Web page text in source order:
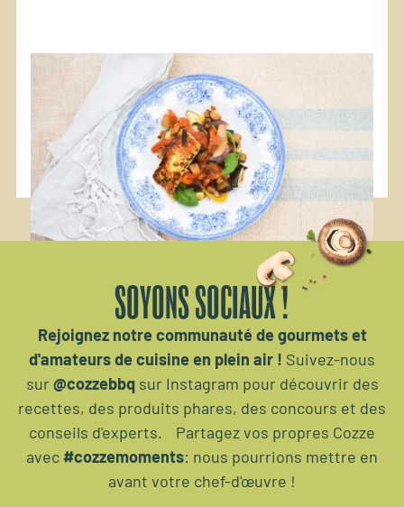
#Alimentation #Plancha #végétalien
Ratatouille au Halloumi mariné
Une recette vivante et différente.
SOYONS SOCIAUX !
Rejoignez notre communauté de gourmets et
d'amateurs de cuisine en plein air ! Suivez-nous
sur @cozzebbqsur Instagram pour découvrir des
recettes, des produits phares, des concours et des
conseils d'experts. Partagez vos propres Cozze
avec#cozzemoments: nous pourrions mettre en
avant votre chef-d'œuvre !